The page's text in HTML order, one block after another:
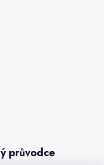
průvodce